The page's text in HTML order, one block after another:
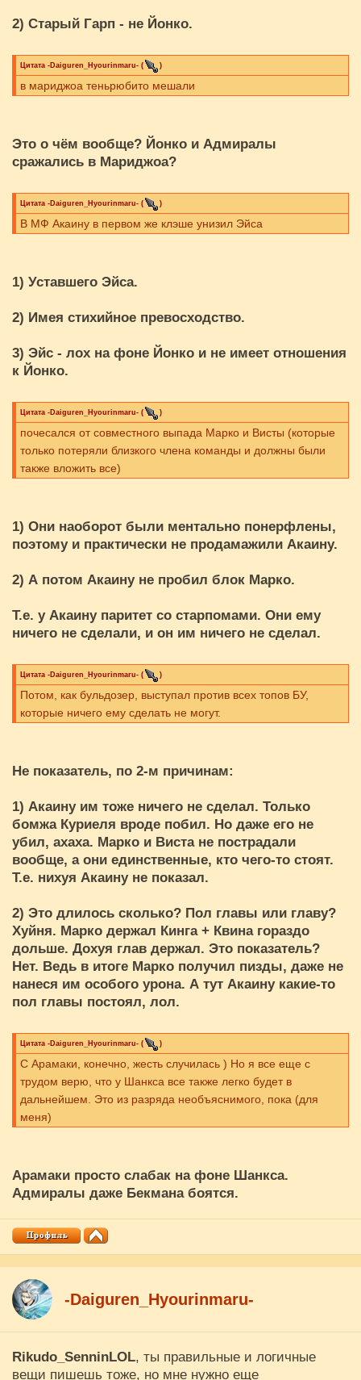
2) Старый Гарп - не Йонко.
Цитата -Daiguren_Hyourinmaru- ( )
в мариджоа теньрюбито мешали
Это о чём вообще? Йонко и Адмиралы
сражались в Мариджоа?
Цитата -Daiguren_Hyourinmaru- ( )
В МФ Акаину в первом же клэше унизил Эйса
1) Уставшего Эйса.
2) Имея стихийное превосходство.
3) Эйс - лох на фоне Йонко и не имеет отношения
к Йонко.
Цитата -Daiguren_Hyourinmaru- ( )
почесался от совместного выпада Марко и Висты (которые
только потеряли близкого члена команды и должны были
также вложить все)
1) Они наоборот были ментально понерфлены,
поэтому и практически не продамажили Акаину.
2) А потом Акаину не пробил блок Марко.
Т.е. у Акаину паритет со старпомами. Они ему
ничего не сделали, и он им ничего не сделал.
Цитата -Daiguren_Hyourinmaru- ( )
Потом, как бульдозер, выступал против всех топов БУ,
которые ничего ему сделать не могут.
Не показатель, по 2-м причинам:
1) Акаину им тоже ничего не сделал. Только
бомжа Куриеля вроде побил. Но даже его не
убил, ахаха. Марко и Виста не пострадали
вообще, а они единственные, кто чего-то стоят.
Т.е. нихуя Акаину не показал.
2) Это длилось сколько? Пол главы или главу?
Хуйня. Марко держал Кинга + Квина гораздо
дольше. Дохуя глав держал. Это показатель?
Нет. Ведь в итоге Марко получил пизды, даже не
нанеся им особого урона. А тут Акаину какие-то
пол главы постоял, лол.
Цитата -Daiguren_Hyourinmaru- ( )
С Арамаки, конечно, жесть случилась ) Но я все еще с
трудом верю, что у Шанкса все также легко будет в
дальнейшем. Это из разряда необъяснимого, пока (для
меня)
Арамаки просто слабак на фоне Шанкса.
Адмиралы даже Бекмана боятся.
-Daiguren_Hyourinmaru-
Rikudo_SenninLOL, ты правильные и логичные
вещи пишешь тоже, но мне нужно еще